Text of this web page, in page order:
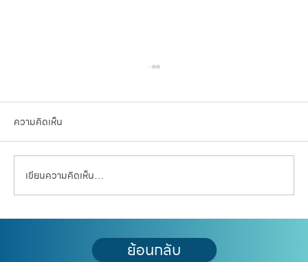
เช็ก 10 ประเด็นสำคัญ ก่อนหมดเขตยื่นคำร้อง
ความคิดเห็น
เขียนความคิดเห็น…
ย้อนกลับ